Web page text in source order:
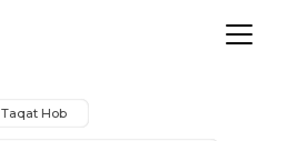
Taqat Hob | طاقة حب